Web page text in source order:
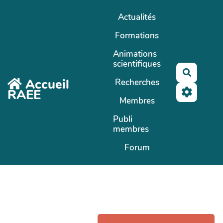
Accueil
RAEE
Actualités
Formations
Animations
scientifiques
Recherches
Membres
Publi
membres
Forum